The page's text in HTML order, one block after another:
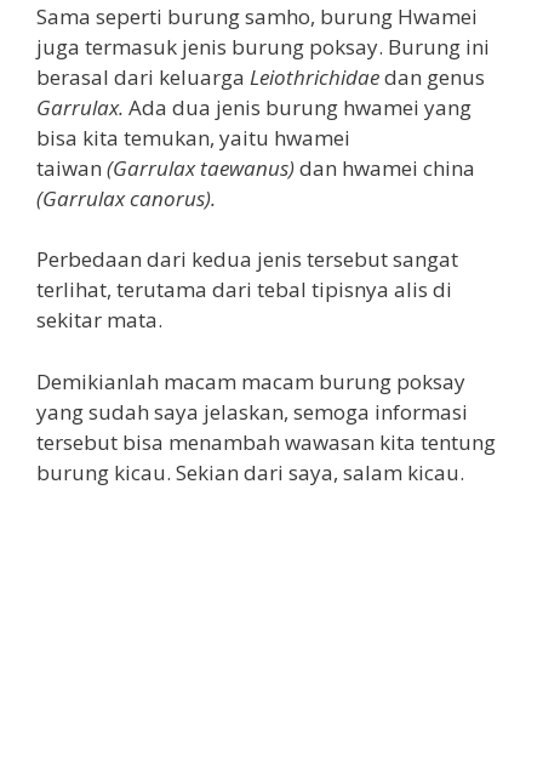
Sama seperti burung samho, burung Hwamei
juga termasuk jenis burung poksay. Burung ini
berasal dari keluarga Leiothrichidaedan genus
Garrulax. Ada dua jenis burung hwamei yang
bisa kita temukan, yaitu hwamei
taiwan (Garrulax taewanus)dan hwamei china
(Garrulax canorus).
Perbedaan dari kedua jenis tersebut sangat
terlihat, terutama dari tebal tipisnya alis di
sekitar mata.
Demikianlah macam macam burung poksay
yang sudah saya jelaskan, semoga informasi
tersebut bisa menambah wawasan kita tentung
burung kicau. Sekian dari saya, salam kicau.